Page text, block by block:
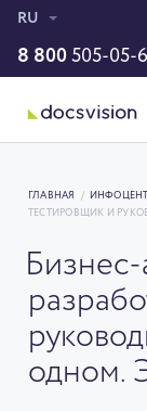
RU
8 800 505-05-
ГЛАВНАЯ /
ТЕСТИРОВЩИК И
Бизнес-
одном.